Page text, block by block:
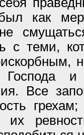
как
с теми,
Господа и
Все